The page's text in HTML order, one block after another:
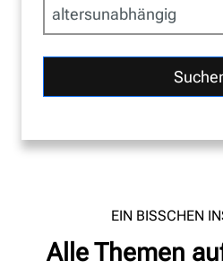
EIN BISSCHEN
Alle Themen